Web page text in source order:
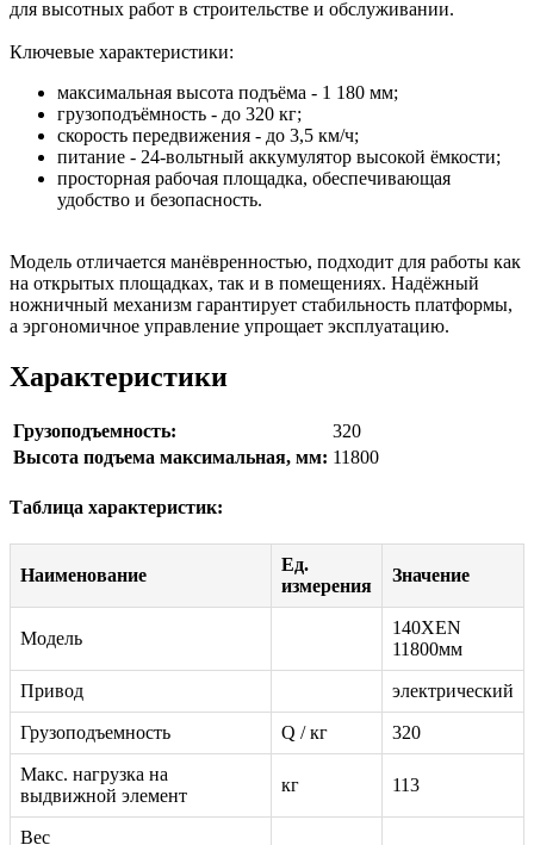
для высотных работ в строительстве и обслуживании.
Ключевые характеристики:
максимальная высота подъёма - 1 180 мм;
грузоподъёмность - до 320 кг;
скорость передвижения - до 3,5 км/ч;
питание - 24‑вольтный аккумулятор высокой ёмкости;
просторная рабочая площадка, обеспечивающая
удобство и безопасность.
Модель отличается манёвренностью, подходит для работы как
на открытых площадках, так и в помещениях. Надёжный
ножничный механизм гарантирует стабильность платформы,
а эргономичное управление упрощает эксплуатацию.
Характеристики
Грузоподъемность:
320
Высота подъема максимальная, мм: 11800
Таблица характеристик:
Наименование
Ед.
измерения
Значение
Модель
140XEN
11800мм
Привод электрический
Грузоподъемность Q / кг 320
Макс. нагрузка на
выдвижной элемент
кг 113
Вес